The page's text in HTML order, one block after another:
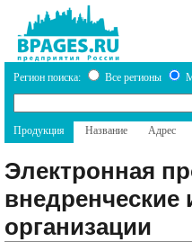
Регион поиска: Все регионы
Продукция Название Адрес
Электронная
внедренческие
организации